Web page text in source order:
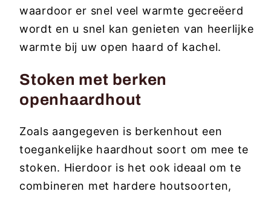
waardoor er snel veel warmte gecreëerd
wordt en u snel kan genieten van heerlijke
warmte bij uw open haard of kachel.
Stoken met berken
openhaardhout
Zoals aangegeven is berkenhout een
toegankelijke haardhout soort om mee te
stoken. Hierdoor is het ook ideaal om te
combineren met hardere houtsoorten,